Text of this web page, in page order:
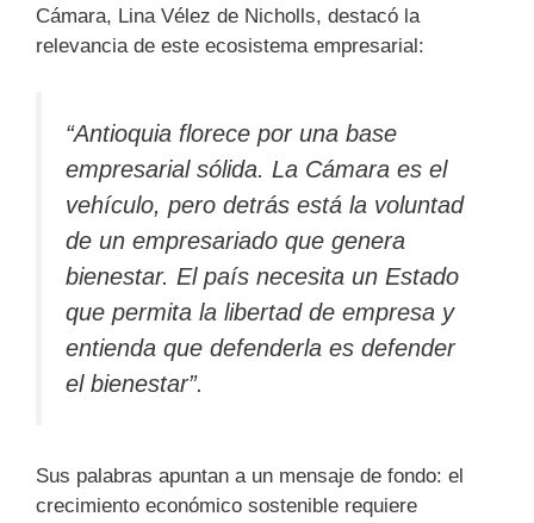
Cámara, Lina Vélez de Nicholls, destacó la
relevancia de este ecosistema empresarial:
“Antioquia florece por una base
empresarial sólida. La Cámara es el
vehículo, pero detrás está la voluntad
de un empresariado que genera
bienestar. El país necesita un Estado
que permita la libertad de empresa y
entienda que defenderla es defender
el bienestar”.
Sus palabras apuntan a un mensaje de fondo: el
crecimiento económico sostenible requiere